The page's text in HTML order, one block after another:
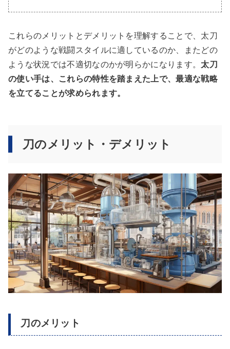
これらのメリットとデメリットを理解することで、太刀
がどのような戦闘スタイルに適しているのか、またどの
ような状況では不適切なのかが明らかになります。 太刀
の使い手は、これらの特性を踏まえた上で、最適な戦略
を立てることが求められます。
刀のメリット・デメリット
刀のメリット